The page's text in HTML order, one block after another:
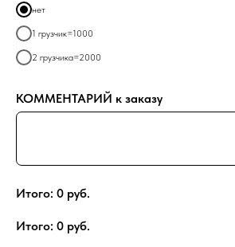
нет
1 грузчик=1000
2 грузчика=2000
КОММЕНТАРИЙ к заказу
Итого: 0 руб.
Итого: 0 руб.